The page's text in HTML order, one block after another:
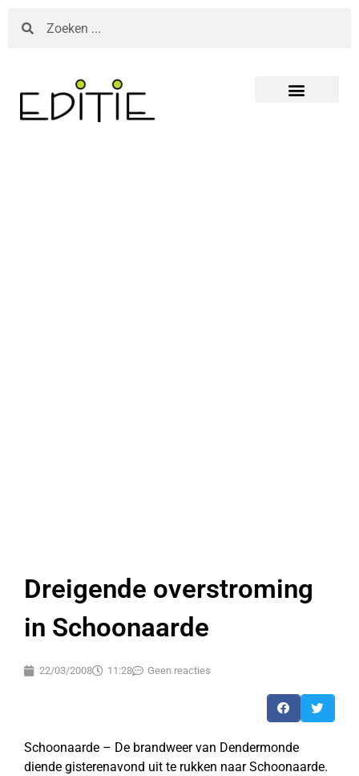
Dreigende overstroming
in Schoonaarde
22/03/2008 11:28 Geen reacties
Schoonaarde – De brandweer van Dendermonde
diende gisterenavond uit te rukken naar Schoonaarde.